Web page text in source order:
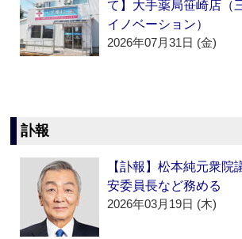
て】大手薬局笹崎店（
イノベーション）
2026年07月31日 (金)
訃報
【訃報】松本純元衆院
安委員長など務める
2026年03月19日 (木)